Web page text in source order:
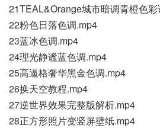
21TEAL&Orange城市暗调青橙色
22粉色日落色调.mp4
23蓝冰色调.mp4
24理光静谧蓝色调.mp4
25高逼格奢华黑金色调.mp4
26换天空教程.mp4
27逆世界效果完整版解析.mp4
28正方形照片变竖屏壁纸.mp4